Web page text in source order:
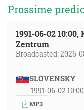
Prossime
1991-06-02
Zentrum
Broadcasted: 2026-
SLOVENSKY
1991-06-02
MP3